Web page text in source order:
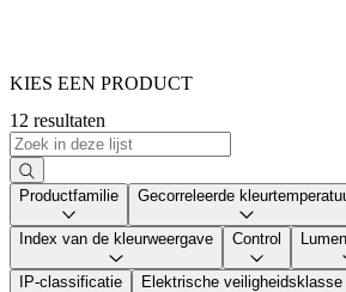
KIES EEN PRODUCT
12 resultaten
Productfamilie Gecorreleerde
Index van de kleurweergave Control
IP-classificatie Elektrische veiligheidsklasse